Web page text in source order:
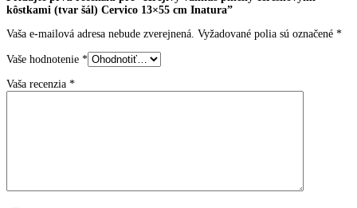
kôstkami (tvar šál) Cervico 13×55 cm Inatura”
Vaša e-mailová adresa nebude zverejnená. Vyžadované polia sú označené *
Vaše hodnotenie *
Vaša recenzia *